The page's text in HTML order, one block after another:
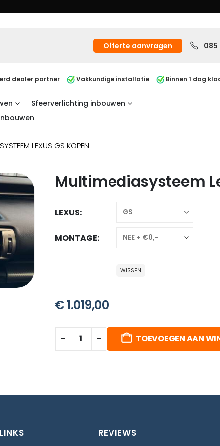
Offerte aanvragen 085
dealer partner Vakkundige installatie Binnen 1 dag
Sfeerverlichting inbouwen
LEXUS GS KOPEN
Multimediasysteem
LEXUS
MONTAGE
WISSEN
€1.019,00
TOEVOEGEN AAN
REVIEWS